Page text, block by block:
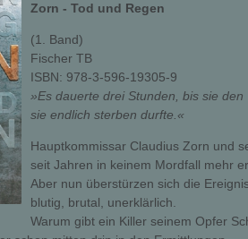
Zorn - Tod und Regen
(1. Band)
Fischer TB
ISBN: 978-3-596-19305-9
»Es dauerte drei Stunden, bis sie
sie endlich sterben durfte.«
Hauptkommissar Claudius Zorn und
seit Jahren in keinem Mordfall mehr
Aber nun überstürzen sich die
blutig, brutal, unerklärlich.
Warum gibt ein Killer seinem Opfer